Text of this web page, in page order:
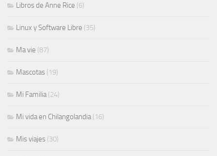
Libros de Anne Rice (6)
Linux y Software Libre (35)
Ma vie (87)
Mascotas (19)
Mi Familia(24)
Mi vida en Chilangolandia(16)
Mis viajes (30)